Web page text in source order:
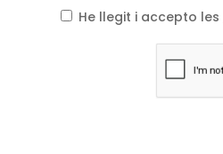
He llegit i accepto les